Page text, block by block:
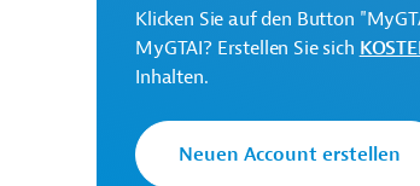
Weltbank
Die
Klicken Sie auf den Button
MyGTAI? Erstellen Sie sich
Inhalten.
Neuen Account erstellen